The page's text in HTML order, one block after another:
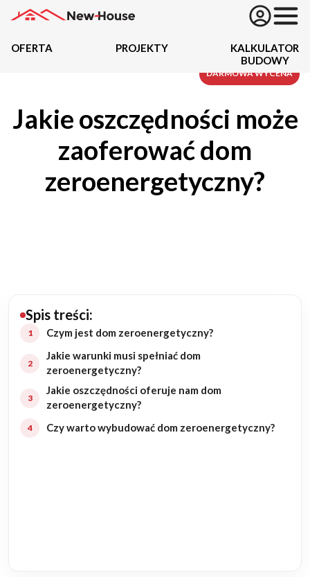
Oferta
Kredyty
Budowa domu
Rezydencje
Rozbudowa
OFERTA PROJEKTY
KALKULATOR
BUDOWY
Jakie oszczędności może
zaoferować dom
zeroenergetyczny?
Spis treści:
Czym jest dom zeroenergetyczny?
Jakie warunki musi spełniać dom
zeroenergetyczny?
Jakie oszczędności oferuje nam dom
zeroenergetyczny?
Czy warto wybudować dom zeroenergetyczny?
DARMOWA WYCENA